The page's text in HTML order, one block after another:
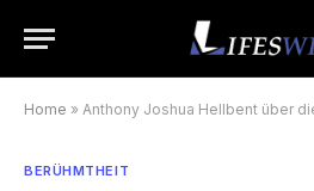
Home » Anthony Joshua Hellbent über
BERÜHMTHEIT